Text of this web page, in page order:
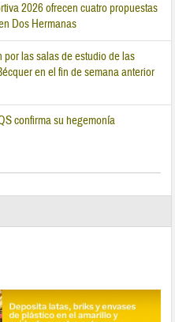
2026 ofrecen cuatro propuestas
Dos Hermanas
las salas de estudio de las
en el fin de semana anterior
confirma su hegemonía